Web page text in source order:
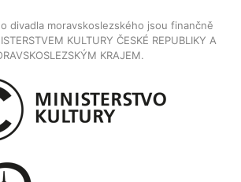
divadla moravskoslezského jsou finančně
KULTURY ČESKÉ REPUBLIKY A
KRAJEM.